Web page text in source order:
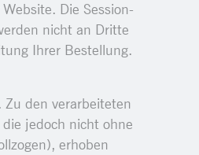
Die Session-
nicht an Dritte
Ihrer Bestellung.
Zu den verarbeiteten
jedoch nicht ohne
erhoben